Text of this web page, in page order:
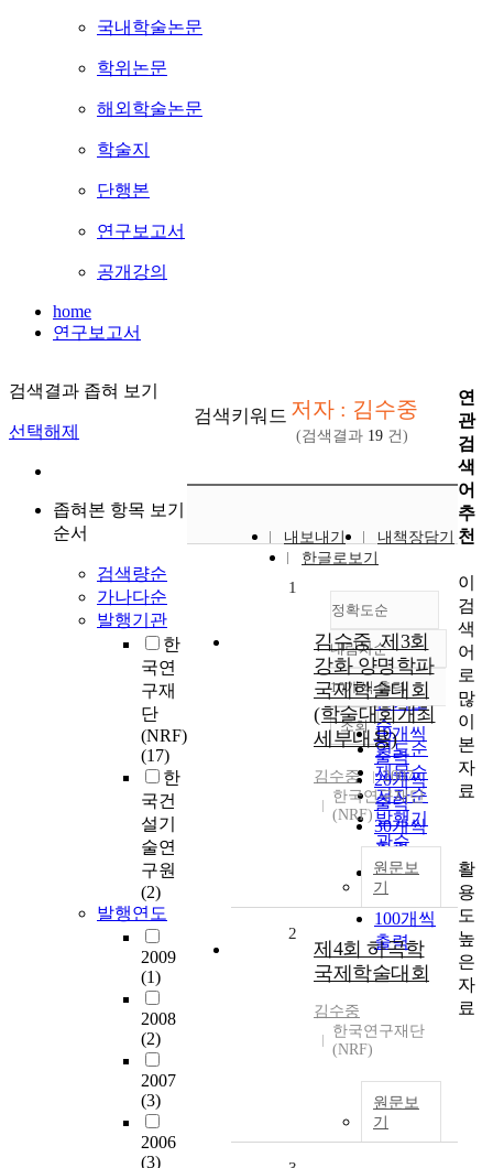
국내학술논문
학위논문
해외학술논문
학술지
단행본
연구보고서
공개강의
home
연구보고서
검색결과 좁혀 보기
선택해제
좁혀본 항목 보기
순서
검색량순
가나다순
발행기관
한
국연
구재
단
(NRF)
(17)
한
국건
설기
술연
구원
(2)
발행연도
2009
(1)
2008
(2)
2007
(3)
2006
(3)
검색키워드 저자 : 김수중
(검색결과 19 건)
내보내기
내책장담기
한글로보기
정확도순
정확도
순
인기도
순
연도순
제목순
저자순
발행기
관순
내림차순
내림차순
10개씩 출력
10개씩
출력
20개씩
출력
30개씩
출력
50개씩
출력
100개씩
출력
조회
1
김수중_제3회
강화 양명학파
국제학술대회
(학술대회개최
세부내용)
김수중
2007
한국연구재단
(NRF)
원문보
기
2
제4회 하곡학
국제학술대회
김수중
한국연구재단
(NRF)
원문보
기
연
관
검
색
어
추
천
이
검
색
어
로
많
이
본
자
료
활
용
도
높
은
자
료